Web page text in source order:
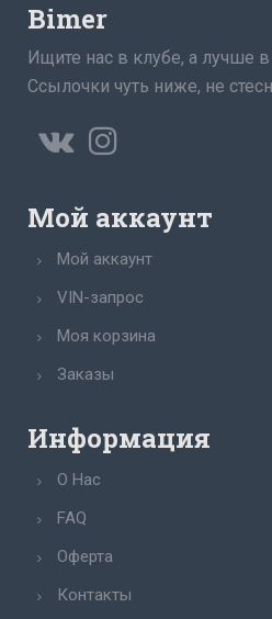
Bimer
Ищите нас в клубе, а лучше
Ссылочки чуть ниже, не
Мой аккаунт
Мой аккаунт
VIN-запрос
Моя корзина
Заказы
Информация
О Нас
FAQ
Оферта
Контакты